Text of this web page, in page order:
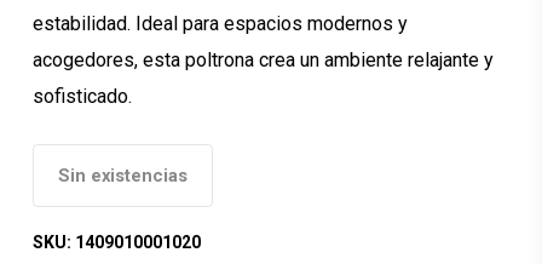
estabilidad. Ideal para espacios modernos y
acogedores, esta poltrona crea un ambiente relajante y
sofisticado.
Sin existencias
SKU: 1409010001020